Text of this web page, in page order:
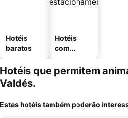
Hotéis
baratos
Hotéis
com
mento
Hotéis que permitem
Valdés.
Estes hotéis também poderão